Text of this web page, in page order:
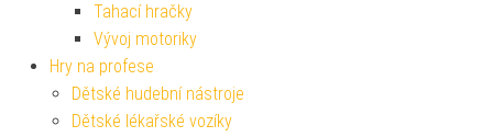
Tahací hračky
Vývoj motoriky
Hry na profese
Dětské hudební nástroje
Dětské lékařské vozíky